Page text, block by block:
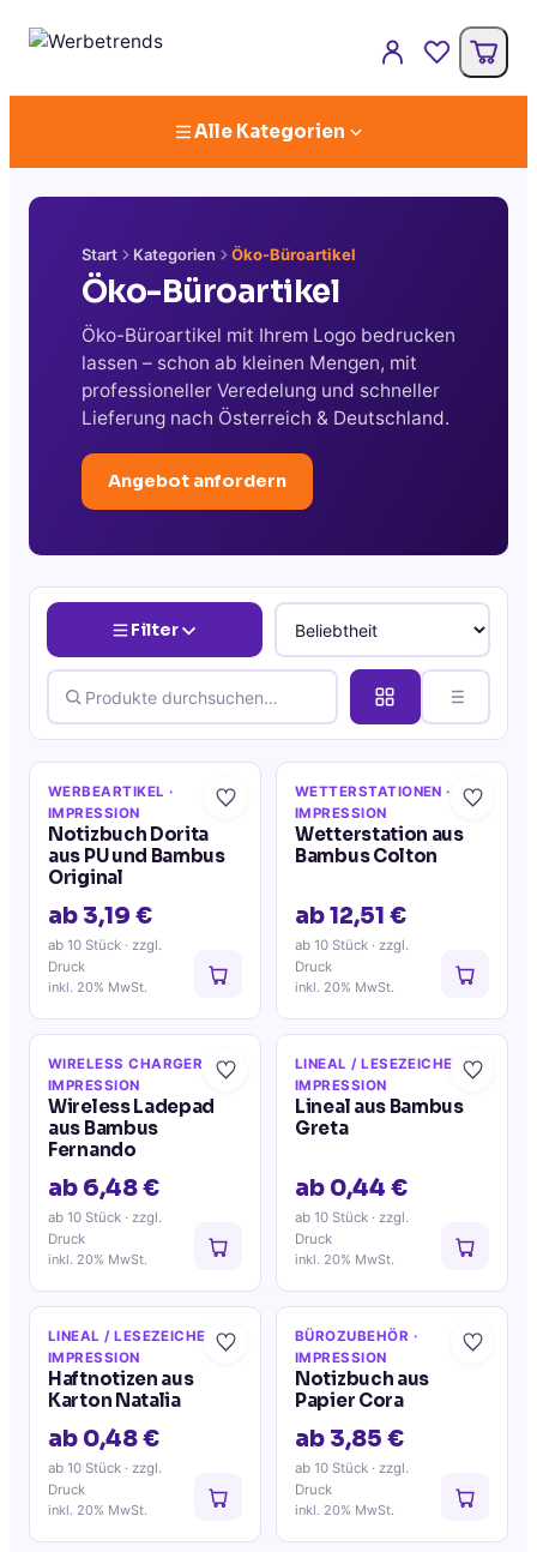
Alle Kategorien
Start Kategorien Öko-Büroartikel
Öko-Büroartikel
Öko-Büroartikel mit Ihrem Logo bedrucken
lassen – schon ab kleinen Mengen, mit
professioneller Veredelung und schneller
Lieferung nach Österreich & Deutschland.
Angebot anfordern
Filter
WERBEARTIKEL ·
IMPRESSION
Notizbuch Dorita
aus PU und Bambus
Original
ab 3,19 €
ab 10 Stück · zzgl.
Druck
inkl. 20% MwSt.
WETTERSTATIONEN ·
IMPRESSION
Wetterstation aus
Bambus Colton
ab 12,51 €
ab 10 Stück · zzgl.
Druck
inkl. 20% MwSt.
WIRELESS CHARGER
IMPRESSION
Wireless Ladepad
aus Bambus
Fernando
ab 6,48 €
ab 10 Stück · zzgl.
Druck
inkl. 20% MwSt.
LINEAL / LESEZEICHEN·
IMPRESSION
Lineal aus Bambus
Greta
ab 0,44 €
ab 10 Stück · zzgl.
Druck
inkl. 20% MwSt.
LINEAL / LESEZEICHEN·
IMPRESSION
Haftnotizen aus
Karton Natalia
ab 0,48 €
ab 10 Stück · zzgl.
Druck
inkl. 20% MwSt.
BÜROZUBEHÖR ·
IMPRESSION
Notizbuch aus
Papier Cora
ab 3,85 €
ab 10 Stück · zzgl.
Druck
inkl. 20% MwSt.